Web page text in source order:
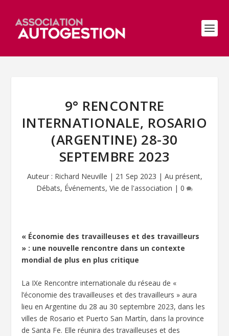
9° RENCONTRE
INTERNATIONALE, ROSARIO
(ARGENTINE) 28-30
SEPTEMBRE 2023
Auteur : Richard Neuville | 21 Sep 2023 | Au présent,
Débats, Événements, Vie de l'association | 0
« Économie des travailleuses et des travailleurs
» : une nouvelle rencontre dans un contexte
mondial de plus en plus critique
La IXe Rencontre internationale du réseau de «
l’économie des travailleuses et des travailleurs » aura
lieu en Argentine du 28 au 30 septembre 2023, dans les
villes de Rosario et Puerto San Martín, dans la province
de Santa Fe. Elle réunira des travailleuses et des